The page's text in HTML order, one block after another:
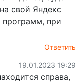
свой Яндекс
программ, при
Ответить
19.01.2023 19:29
справа,